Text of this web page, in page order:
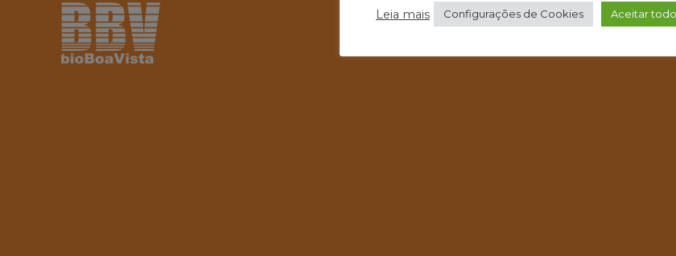
Leia mais Configurações de Cookies Aceitar